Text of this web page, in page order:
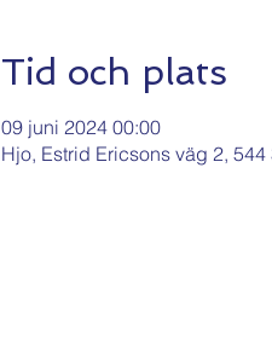
Tid och plats
09 juni 2024 00:00
Hjo, Estrid Ericsons väg 2,